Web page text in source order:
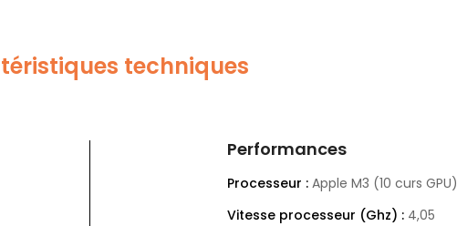
techniques
Performances
Processeur : Apple M3 (10 curs GPU)
Vitesse processeur (Ghz) : 4,05